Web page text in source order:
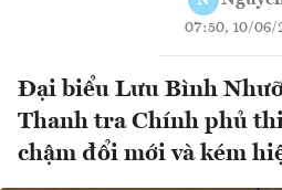
07:50, 10/06/
Đại biểu Lưu Bình
Thanh tra Chính phủ
chậm đổi mới và kém